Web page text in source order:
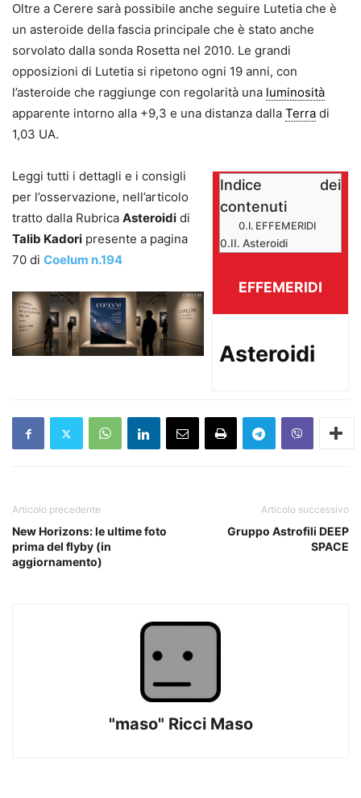
Oltre a Cerere sarà possibile anche seguire Lutetia che è
un asteroide della fascia principale che è stato anche
sorvolato dalla sonda Rosetta nel 2010. Le grandi
opposizioni di Lutetia si ripetono ogni 19 anni, con
l’asteroide che raggiunge con regolarità una luminosità
apparente intorno alla +9,3 e una distanza dalla Terra di
1,03 UA.
Indice dei
contenuti
EFFEMERIDI
Asteroidi
EFFEMERIDI
Asteroidi
Leggi tutti i dettagli e i consigli
per l’osservazione, nell’articolo
tratto dalla Rubrica Asteroidi di
Talib Kadori presente a pagina
70 di Coelum n.194
Articolo precedente
New Horizons: le ultime foto
prima del flyby (in
aggiornamento)
Articolo successivo
Gruppo Astrofili DEEP
SPACE
"maso" Ricci Maso